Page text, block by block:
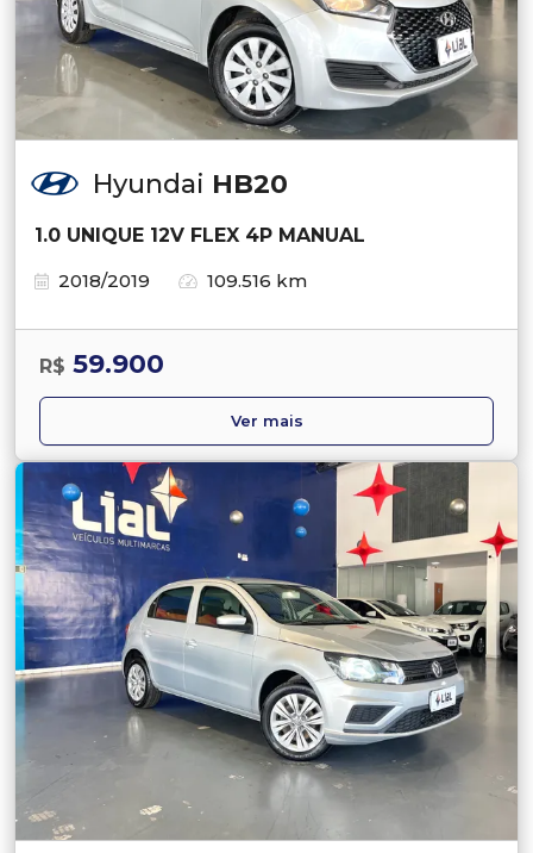
Hyundai HB20
1.0 UNIQUE 12V FLEX 4P MANUAL
2018/2019
109.516 km
R$ 59.900
Ver mais